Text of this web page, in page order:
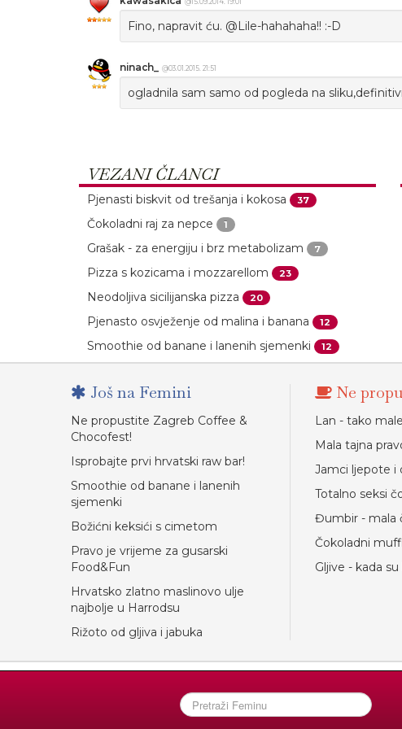
@15.09.2014. 19:01
Fino, napravit ću. @Lile-hahahaha!! :-D
ninach_ @03.01.2015. 21:51
ogladnila sam samo od pogleda na
VEZANI ČLANCI
Pjenasti biskvit od trešanja i kokosa 37
Čokoladni raj za nepce 1
Grašak - za energiju i brz metabolizam 7
Pizza s kozicama i mozzarellom 23
Neodoljiva sicilijanska pizza 20
Pjenasto osvježenje od malina i banana 12
Smoothie od banane i lanenih sjemenki 12
Još na Femini
Ne propustite Zagreb Coffee &
Chocofest!
Isprobajte prvi hrvatski raw bar!
Smoothie od banane i lanenih
sjemenki
Božićni keksići s cimetom
Pravo je vrijeme za gusarski
Food&Fun
Hrvatsko zlatno maslinovo ulje
najbolje u Harrodsu
Rižoto od gljiva i jabuka
Ne
Lan - tako
Mala tajna
Jamci ljepote i
Totalno seksi
Đumbir - mala
Čokoladni
Gljive - kada